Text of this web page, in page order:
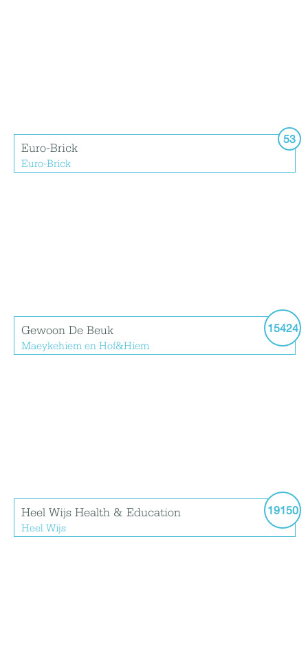
53
Euro-Brick
Euro-Brick
15424
Gewoon De Beuk
Maeykehiem en Hof&Hiem
19150
Heel Wijs Health & Education
Heel Wijs